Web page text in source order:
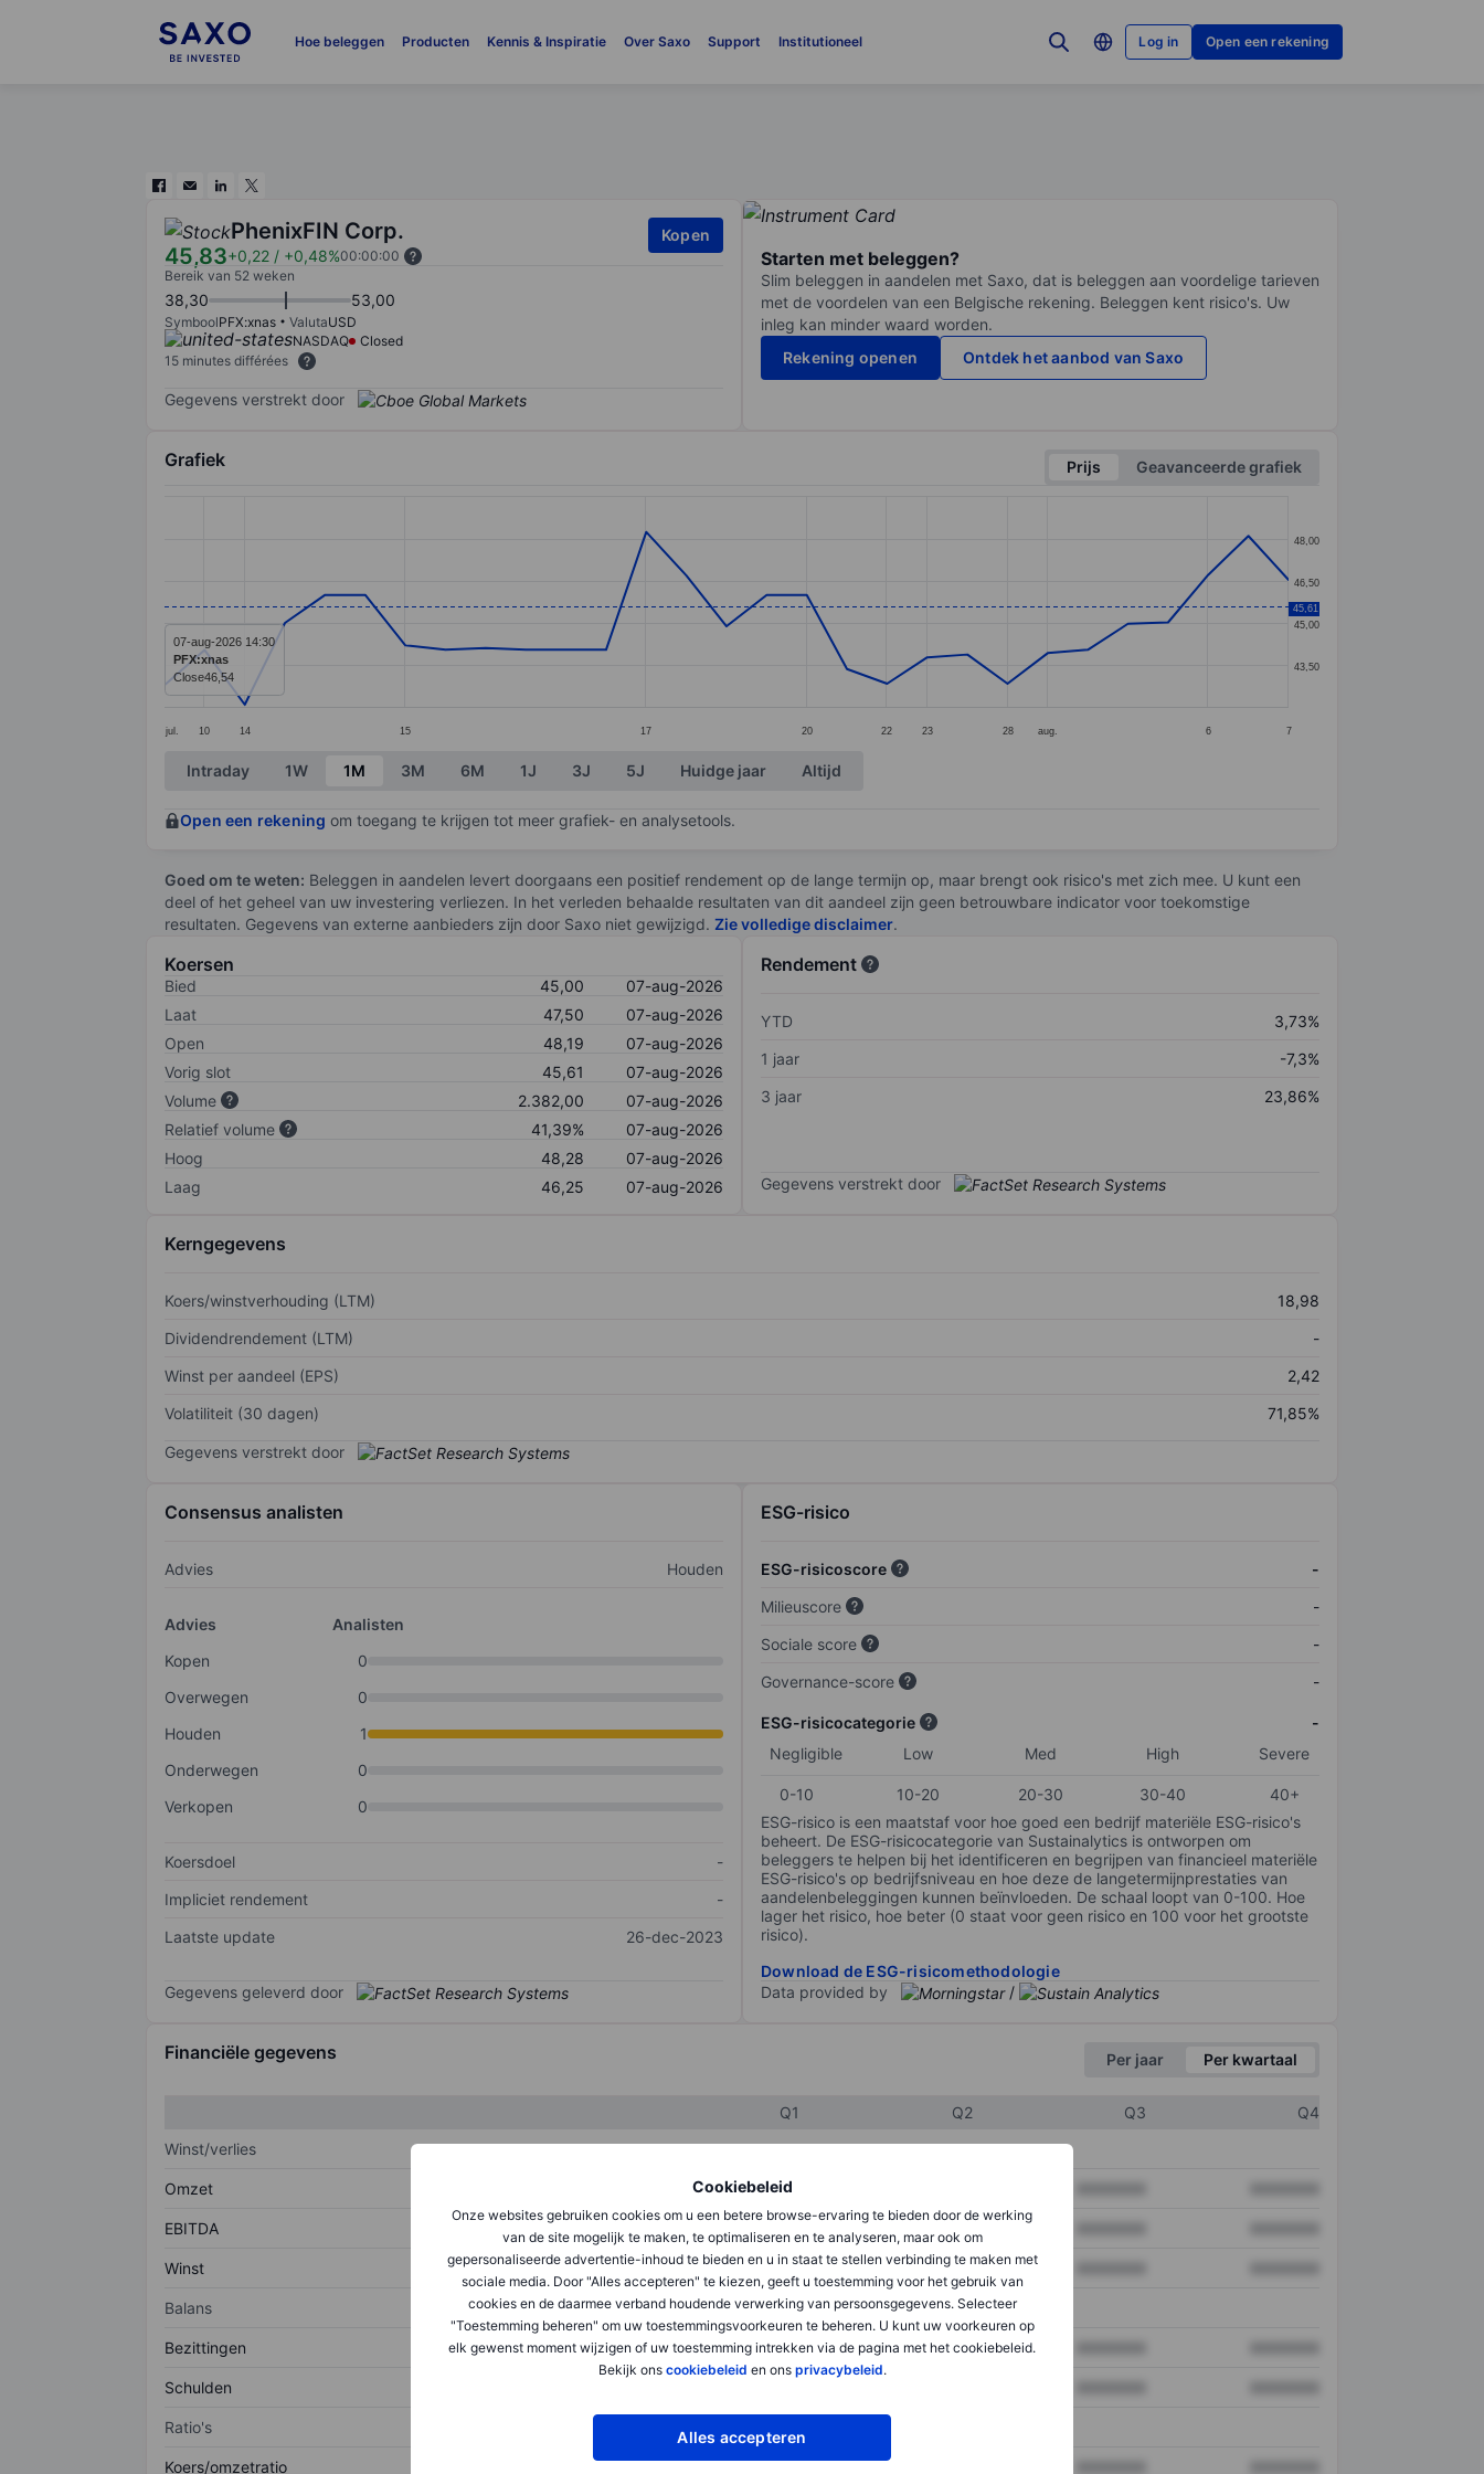
Hoe beleggen Producten Kennis & Inspiratie Over Saxo Support Institutioneel Log in Open een rekening
Cookiebeleid
Onze websites gebruiken cookies om u een betere browse-ervaring te bieden door de werking
van de site mogelijk te maken, te optimaliseren en te analyseren, maar ook om
gepersonaliseerde advertentie-inhoud te bieden en u in staat te stellen verbinding te maken met
sociale media. Door "Alles accepteren" te kiezen, geeft u toestemming voor het gebruik van
cookies en de daarmee verband houdende verwerking van persoonsgegevens. Selecteer
"Toestemming beheren" om uw toestemmingsvoorkeuren te beheren. U kunt uw voorkeuren op
elk gewenst moment wijzigen of uw toestemming intrekken via de pagina met het cookiebeleid.
Bekijk ons cookiebeleid en ons privacybeleid.
Alles accepteren
PhenixFIN Corp.
45,83+0,22 / +0,48%00:00:00
Kopen
Bereik van 52 weken
38,30 53,00
SymboolPFX:xnas ValutaUSD
NASDAQ
Closed
15 minutes différées
Gegevens verstrekt door
Starten met beleggen?
Slim beleggen in aandelen met Saxo, dat is beleggen aan voordelige tarieven
met de voordelen van een Belgische rekening. Beleggen kent risico's. Uw
inleg kan minder waard worden.
Rekening openen
Ontdek het aanbod van Saxo
Grafiek Prijs
Geavanceerde grafiek
The chart has 1 Y axis displaying values. Data ranges from 42.08 to 48.25.
jul. 10 14 15 17 20 22 23 28 aug. 6 7
43,50
45,00
46,50
48,00
45,61
07-aug-2026 14:30
PFX:xnas
Close46,54
End of interactive chart.
Intraday 1W 1M 3M 6M 1J 3J 5J Huidge jaar Altijd
Open een rekening om toegang te krijgen tot meer grafiek- en analysetools.
Goed om te weten: Beleggen in aandelen levert doorgaans een positief rendement op de lange termijn op, maar brengt ook risico's met zich mee. U kunt een
deel of het geheel van uw investering verliezen. In het verleden behaalde resultaten van dit aandeel zijn geen betrouwbare indicator voor toekomstige
resultaten. Gegevens van externe aanbieders zijn door Saxo niet gewijzigd. Zie volledige disclaimer.
Koersen
Bied 45,00
07-aug-2026
Laat
47,50
07-aug-2026
Open
48,19
07-aug-2026
Vorig slot
45,61
07-aug-2026
Volume
2.382,00
07-aug-2026
Relatief volume
41,39%
07-aug-2026
Hoog
48,28
07-aug-2026
Laag
46,25 07-aug-2026
Rendement
YTD
3,73%
1 jaar
-7,3%
3 jaar
23,86%
Gegevens verstrekt door
Kerngegevens
Koers/winstverhouding (LTM)
18,98
Dividendrendement (LTM)
-
Winst per aandeel (EPS)
2,42
Volatiliteit (30 dagen)
71,85%
Gegevens verstrekt door
Consensus analisten
Advies Houden
Advies
Analisten
Kopen
0
Overwegen
0
Houden
1
Onderwegen
0
Verkopen
0
Koersdoel
-
Impliciet rendement
-
Laatste update
26-dec-2023
Gegevens geleverd door
ESG-risico
ESG-risicoscore
-
Milieuscore
-
Sociale score
-
Governance-score
-
ESG-risicocategorie
-
Negligible
Low Med High Severe
0-10 10-20 20-30 30-40
40+
ESG-risico is een maatstaf voor hoe goed een bedrijf materiële ESG-risico's
beheert. De ESG-risicocategorie van Sustainalytics is ontworpen om
beleggers te helpen bij het identificeren en begrijpen van financieel materiële
ESG-risico's op bedrijfsniveau en hoe deze de langetermijnprestaties van
aandelenbeleggingen kunnen beïnvloeden. De schaal loopt van 0-100. Hoe
lager het risico, hoe beter (0 staat voor geen risico en 100 voor het grootste
risico).
Download de ESG-risicomethodologie
Data provided by
/
Financiële gegevens Per jaar Per kwartaal
Q1 Q2 Q3
Q4
Winst/verlies
Omzet XXXXXXX
EBITDA XXXXXXX XXXXXXX
Winst XXXXXXX XXXXXXX
Balans
Bezittingen XXXXXXX XXXXXXX
Schulden
Ratio's
Koers/omzetratio XXXXXXX